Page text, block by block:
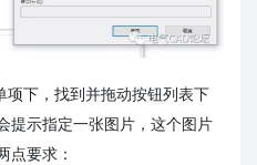
下，找到并拖动按钮列表下
提示指定一张图片，这个图片
点要求：